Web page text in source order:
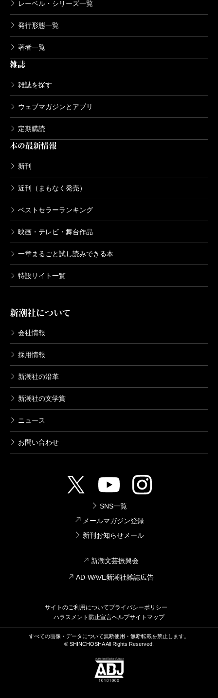
レーベル・シリーズ一覧
発行形態一覧
著者一覧
雑誌
雑誌を探す
ウェブマガジンとアプリ
定期購読
本の最新情報
新刊
近刊（まもなく発売）
ベストセラーランキング
映画・テレビ・舞台作品
一章まるごと試し読みできる本
特設サイト一覧
新潮社について
会社情報
採用情報
新潮社の沿革
新潮社の文学賞
ニュース
お問い合わせ
SNS一覧
メールマガジン登録
新刊お知らせメール
新潮文芸振興会
AD-WAVE新潮社雑誌広告
サイトのご利用についてプライバシーポリシー
ハラスメント防止宣言ヘルプサイトマップ
すべての画像・データについて無断使用・無断転載を禁止します。
© SHINCHOSHA All Rights Reserved.